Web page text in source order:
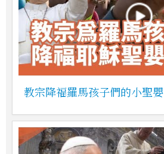
教宗降福羅馬孩子們的小聖嬰